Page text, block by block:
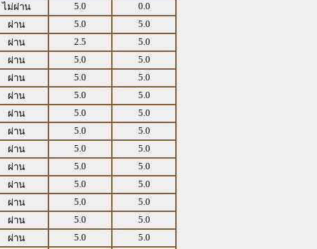
ไม่ผ่าน 5.0
0.0
ผ่าน 5.0
5.0
ผ่าน 2.5
5.0
ผ่าน 5.0
5.0
ผ่าน 5.0
5.0
ผ่าน 5.0
5.0
ผ่าน 5.0
5.0
ผ่าน 5.0
5.0
ผ่าน 5.0
5.0
ผ่าน 5.0
5.0
ผ่าน 5.0
5.0
ผ่าน 5.0
5.0
ผ่าน 5.0
5.0
ผ่าน 5.0
5.0